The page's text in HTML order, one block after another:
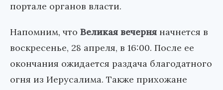
портале органов власти.
Напомним, что Великая вечерня начнется в
воскресенье, 28 апреля, в 16:00. После ее
окончания ожидается раздача благодатного
огня из Иерусалима. Также прихожане